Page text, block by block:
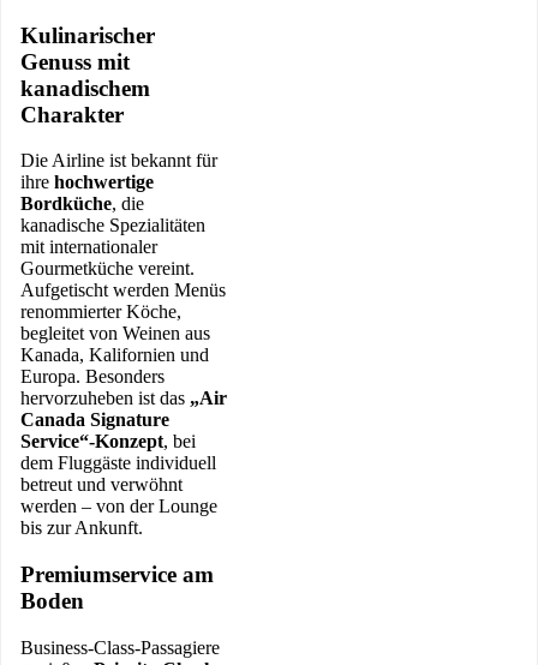
Kulinarischer
Genuss mit
kanadischem
Charakter
Die Airline ist bekannt für
ihre hochwertige
Bordküche, die
kanadische Spezialitäten
mit internationaler
Gourmetküche vereint.
Aufgetischt werden Menüs
renommierter Köche,
begleitet von Weinen aus
Kanada, Kalifornien und
Europa. Besonders
hervorzuheben ist das „Air
Canada Signature
Service“-Konzept, bei
dem Fluggäste individuell
betreut und verwöhnt
werden – von der Lounge
bis zur Ankunft.
Premiumservice am
Boden
Business-Class-Passagiere